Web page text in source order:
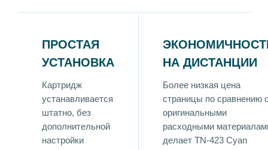
ПРОСТАЯ
УСТАНОВКА
Картридж
устанавливается
штатно, без
дополнительной
настройки
НА ДИСТАНЦИИ
Более низкая цена
страницы по сравнению
оригинальными
расходными
делает TN-423 Cyan